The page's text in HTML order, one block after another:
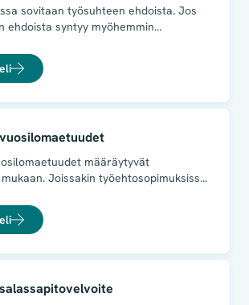
sovitaan työsuhteen ehdoista. Jos
ehdoista syntyy myöhemmin
sovittu selvästi. Tästä syystä
mahdollisimman tarkasti.
vastuusta sekä työnantajan
määräytyvät
Joissakin työehtosopimuksissa
laissa määriteltyä
tai lomapalkan laskemista.